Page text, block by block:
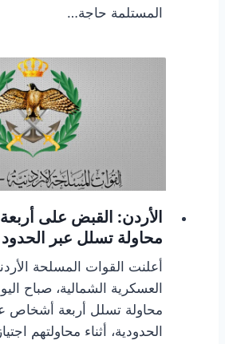
المستلمة حاجة…
الأردن: القبض على
محاولة تسلل عبر الحدود
أعلنت القوات المسلحة
العسكرية الشمالية، صباح
محاولة تسلل أربعة أشخاص
الحدودية، أثناء محاولتهم